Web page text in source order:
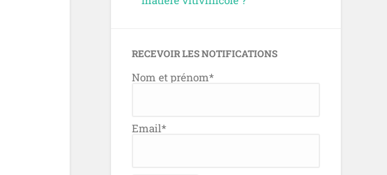
RECEVOIR LES NOTIFICATIONS
Nom et prénom*
Email*